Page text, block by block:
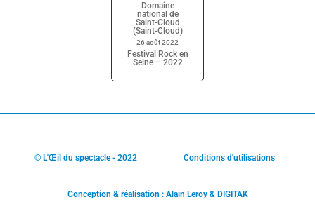
Domaine
national de
Saint-Cloud
(Saint-Cloud)
26 août 2022
Festival Rock en
Seine – 2022
© L'Œil du spectacle - 2022 Conditions d'utilisations
Conception & réalisation : Alain Leroy & DIGITAK